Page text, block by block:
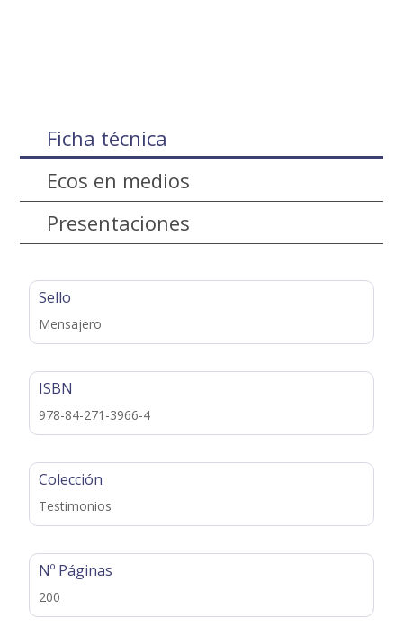
Ficha técnica
Ecos en medios
Presentaciones
Sello
Mensajero
ISBN
978-84-271-3966-4
Colección
Testimonios
Nº Páginas
200